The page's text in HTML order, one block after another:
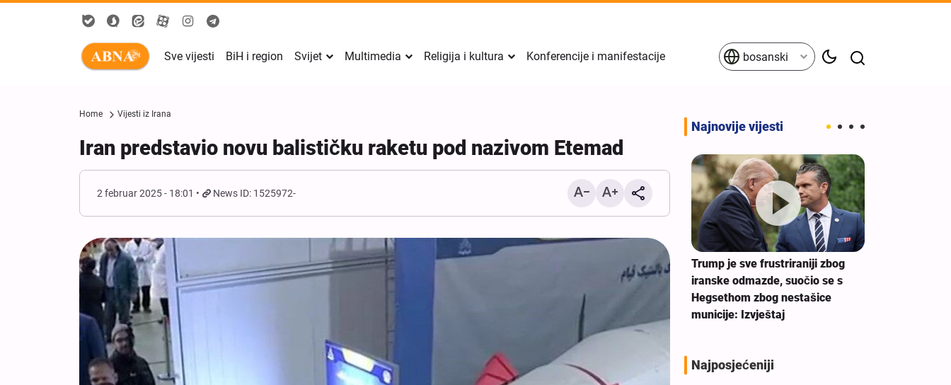
Sve vijesti BiH i region Svijet Multimedia Religija i kultura Konferencije i manifestacije bosanski
Home Vijesti iz Irana
Iran predstavio novu balističku raketu pod nazivom Etemad
2 februar 2025 - 18:01 News ID: 1525972-
Najnovije vijesti
Izvještaj Al-Arabiye o sporazumu
između Irana i Omana; detalji i
uslovi za ponovno otvaranje
Hormuškog moreuza
Trump je sve frustriraniji zbog
iranske odmazde, suočio se s
Hegsethom zbog nestašice
municije: Izvještaj
Najposjećeniji